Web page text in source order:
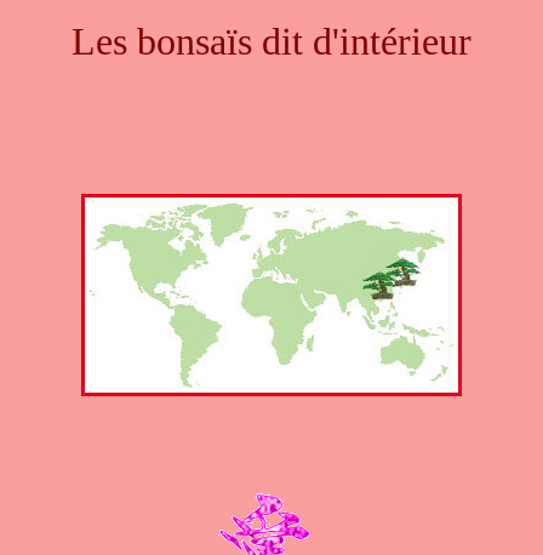
Les bonsaïs dit d'intérieur